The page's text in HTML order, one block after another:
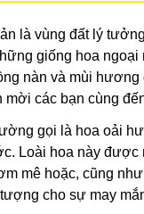
là vùng đất lý
giống hoa
nàn và mùi
mời các bạn cùng
gọi là hoa oải
Loài hoa này
mê hoặc, cũng
cho sự may